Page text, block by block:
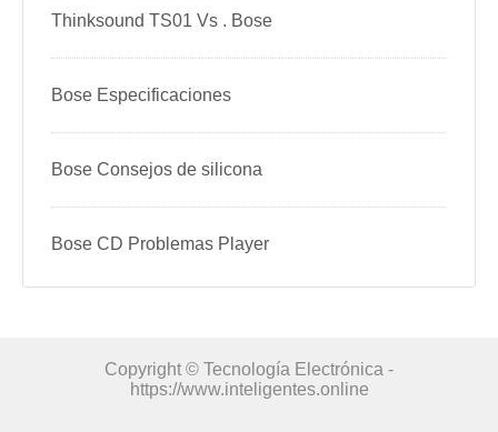
Thinksound TS01 Vs . Bose
Bose Especificaciones
Bose Consejos de silicona
Bose CD Problemas Player
Copyright © Tecnología Electrónica -
https://www.inteligentes.online